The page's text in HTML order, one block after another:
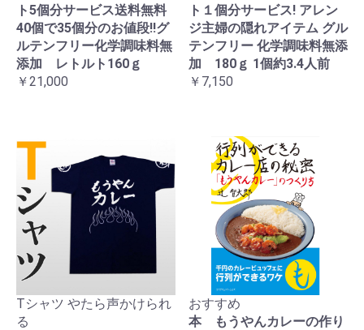
ト5個分サービス送料無料
40個で35個分のお値段!!グ
ルテンフリー化学調味料無
添加 レトルト160ｇ
￥21,000
ト１個分サービス! アレン
ジ主婦の隠れアイテム グル
テンフリー 化学調味料無添
加 180ｇ 1個約3.4人前
￥7,150
Tシャツ やたら声かけられ
る
おすすめ
本 もうやんカレーの作り